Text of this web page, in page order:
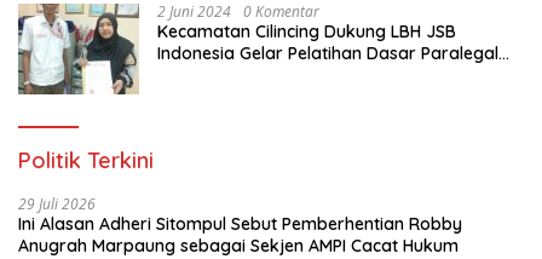
2 Juni 2024 0 Komentar
Kecamatan Cilincing Dukung LBH JSB
Indonesia Gelar Pelatihan Dasar Paralegal
Politik Terkini
29 Juli 2026
Ini Alasan Adheri Sitompul Sebut Pemberhentian Robby
Anugrah Marpaung sebagai Sekjen AMPI Cacat Hukum